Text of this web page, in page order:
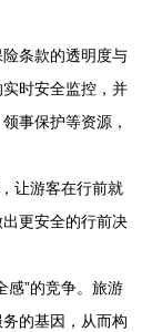
险条款的透明度与
时安全监控，并
事保护等资源，
让游客在行前就
更安全的行前决
感”的竞争。旅游
的基因，从而构